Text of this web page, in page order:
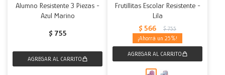
Alumno Resistente 3 Piezas -
Azul Marino
$ 755
Frutillitas Escolar Resistente -
Lila
$ 566 $ 755
25